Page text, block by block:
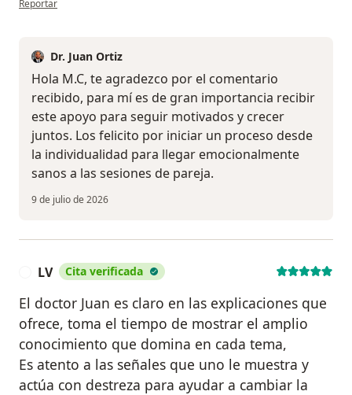
Reportar
Dr. Juan Ortiz
Hola M.C, te agradezco por el comentario
recibido, para mí es de gran importancia recibir
este apoyo para seguir motivados y crecer
juntos. Los felicito por iniciar un proceso desde
la individualidad para llegar emocionalmente
sanos a las sesiones de pareja.
9 de julio de 2026
LV Cita verificada
El doctor Juan es claro en las explicaciones que
ofrece, toma el tiempo de mostrar el amplio
conocimiento que domina en cada tema,
Es atento a las señales que uno le muestra y
actúa con destreza para ayudar a cambiar la